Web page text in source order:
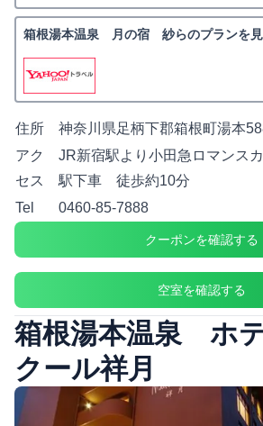
箱根湯本温泉 月の宿 紗らのプランを
住所
神奈川県足柄下郡箱根町湯本
アク
セス
JR新宿駅より小田急ロマンス
駅下車 徒歩約10分
Tel
0460-85-7888
クーポンを確認する
空室を確認する
箱根湯本温泉 ホ
クール祥月